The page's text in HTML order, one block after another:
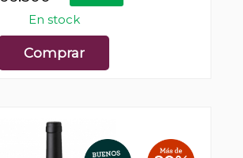
En stock
Comprar